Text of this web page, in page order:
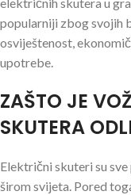
popularniji zbog svojih
osviještenost,
upotrebe.
ZAŠTO JE
SKUTERA
Električni skuteri su
širom svijeta. Pored